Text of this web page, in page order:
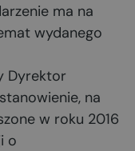
ma na
wydanego
Dyrektor
na
w roku 2016
o